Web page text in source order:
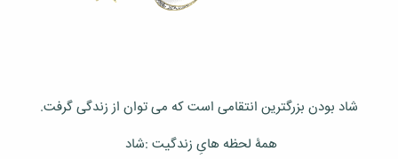
شاد بودن بزرگترین انتقامی است که می توان از زندگی گرفت.
همۀ لحظه هایِ زندگیت :شاد